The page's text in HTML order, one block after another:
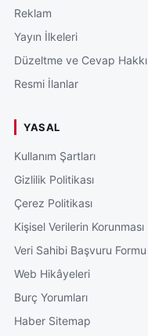
Reklam
Yayın İlkeleri
Düzeltme ve Cevap Hakkı
Resmi İlanlar
YASAL
Kullanım Şartları
Gizlilik Politikası
Çerez Politikası
Kişisel Verilerin Korunması
Veri Sahibi Başvuru Formu
Web Hikâyeleri
Burç Yorumları
Haber Sitemap